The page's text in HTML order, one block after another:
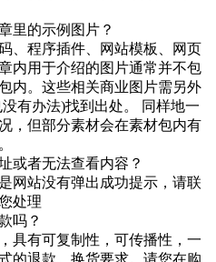
里的示例图片？
、程序插件、网站模板、网页
内用于介绍的图片通常并不包
内。这些相关商业图片需另外
有办法)找到出处。 同样地一
，但部分素材会在素材包内有
或者无法查看内容？
网站没有弹出成功提示，请联
处理
吗？
具有可复制性，可传播性，一
的退款、换货要求。请您在购